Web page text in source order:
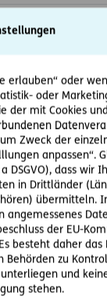
erlauben“ oder
oder
der mit Cookies
Zweck der
anpassen“.
DSGVO), dass wir
in Drittländer
übermitteln.
angemessenes
der EU-
besteht daher das
Behörden zu
und
stehen.
Am Urlaubsort
hat sie direkt
von der
Beim
dem Boot
ist auf ein nicht
Ihren
lehnt eine
telefonischen